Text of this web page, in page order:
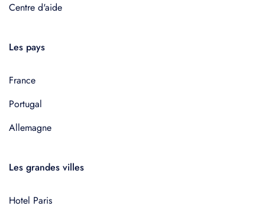
Centre d'aide
Les pays
France
Portugal
Allemagne
Les grandes villes
Hotel Paris